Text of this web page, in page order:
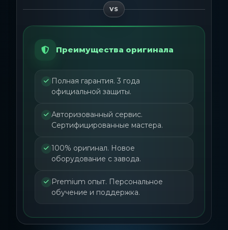
VS
Преимущества оригинала
Полная гарантия. 3 года
официальной защиты.
Авторизованный сервис.
Сертифицированные мастера.
100% оригинал. Новое
оборудование с завода.
Premium опыт. Персональное
обучение и поддержка.